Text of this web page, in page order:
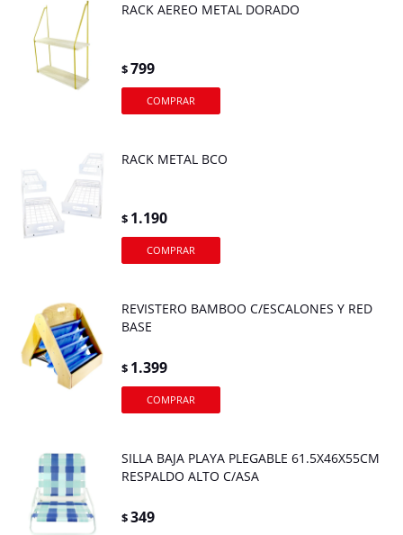
RACK AEREO METAL DORADO
$799
RACK METAL BCO
$ 1.190
REVISTERO BAMBOO C/ESCALONES Y RED
BASE
$ 1.399
SILLA BAJA PLAYA PLEGABLE 61.5X46X55CM
RESPALDO ALTO C/ASA
$349